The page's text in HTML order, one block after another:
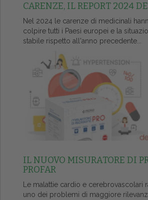
CARENZE, IL REPORT 2024
Nel 2024 le carenze di medicinali
colpire tutti i Paesi europei e la
stabile rispetto all'anno precedente...
IL NUOVO MISURATORE DI
PROFAR
Le malattie cardio e cerebrovascolari
uno dei problemi di maggiore